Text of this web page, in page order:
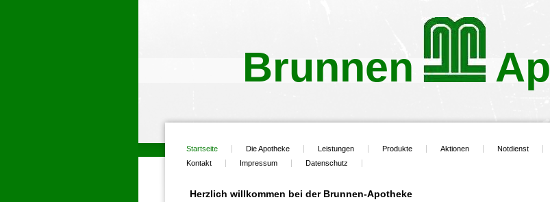
Brunnen
Startseite Die Apotheke Leistungen Produkte Aktionen
Notdienst
Kontakt
Impressum Datenschutz
Herzlich willkommen bei der Brunnen-Apotheke